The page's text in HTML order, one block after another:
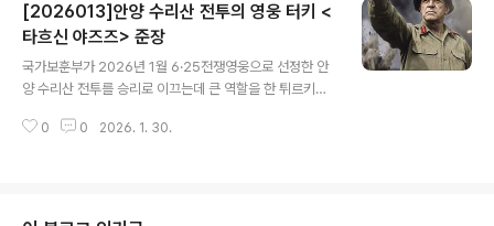
활을 시작했다. 1952년에서 1970년까지 안양여중고 교
감을 역임했다. 1958년에는 안양에서 《시와 시론》 창간을
주도했다. 동인, 한국초현실주의 문학연구회 회장으로도
활동했다. 시 창작 외에도 시 비평에 전념했다. 시론으로
「언어와 의미와 이미지」, 「사물의 포름과 언어의 포름」, 「이
상 문학의 초의식심리학」 등을 발표하여 주목을 끌었다. 그
[2026013]안양 수리산 전투의 영웅 터키 <
타흐신 야즈즈> 준장
국가보훈부가 2026년 1월 6·25전쟁영웅으로 선정한 안
양 수리산 전투를 승리로 이끄는데 큰 역할을 한 튀르키예
년)부터 매월 ‘이달의 6·25 전쟁영웅’을 국내와 UN 참전
한 희생과 공헌을 기리고, 혈맹국인 튀르키예와의 보훈 외
0 0 2026. 1. 30.